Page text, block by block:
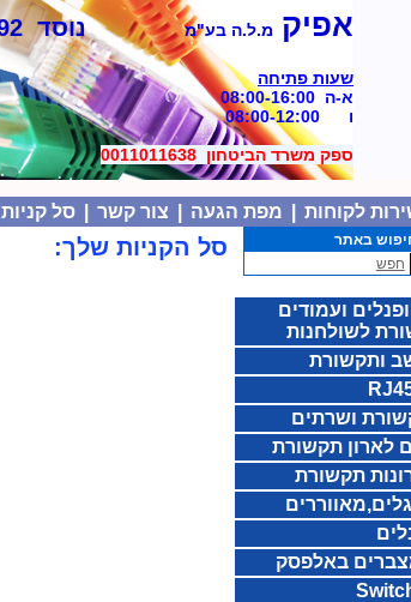
אפיק מ.ל.ה בע"מ נוסד 1992
שעות פתיחה
א-ה 08:00-16:00
ו 08:00-12:00
ספק משרד הביטחון 0011011638
לקוחות מפת הגעה צור קשר סל קניות
באתר
חפש
ועמודים
לשולחנות
סל הקניות שלך: